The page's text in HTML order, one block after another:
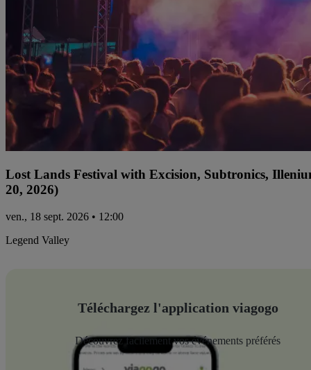
Lost Lands Festival with Excision, Subtronics,
20, 2026)
ven., 18 sept. 2026 • 12:00
Legend Valley
Téléchargez l'application viagogo
Découvrez facilement vos événements préférés